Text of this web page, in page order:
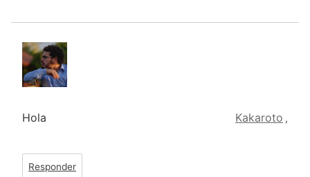
Kakaroto ,
Hola
Responder